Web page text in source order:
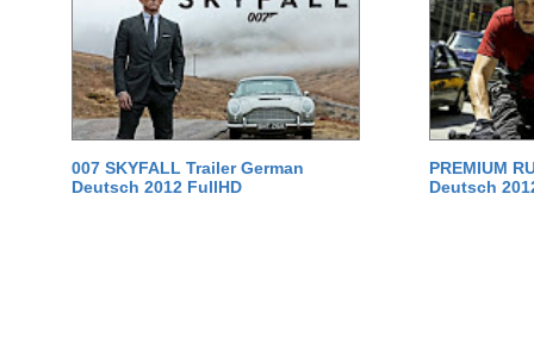
007 SKYFALL Trailer German
Deutsch 2012 FullHD
PREMIUM
Deutsch